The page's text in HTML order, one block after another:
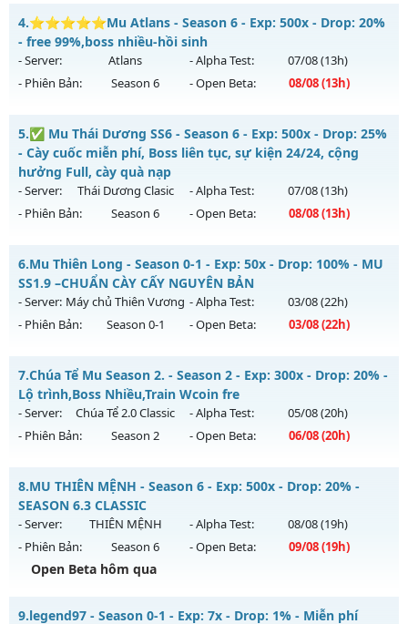
Thể loại: Mu Nguyên bản Webzen
Antihack: ICMPROTECT ✅ 🔴 ✨ ⚡️
MU ATLANS - Reset Đổi Quà
Mu mới ra tháng 08 2026 - Mở máy chủ
vào 22h ngày 05/08/2626
Exp: 100x - Drop: 20%
Thể loại: Mu Nguyên bản Webzen
Antihack: Shark
4.⭐⭐⭐⭐⭐Mu Atlans - Season 6 - Exp: 500x - Drop: 20%
- free 99%,boss nhiều-hồi sinh
- Server: Atlans - Alpha Test: 07/08(13h)
- Phiên Bản:
Season 6 - Open Beta: 08/08(13h)
⭐⭐⭐⭐⭐Mu Atlans - free 99%,boss nhiều-hồi sinh
Mu mới ra tháng 08 2026 - Mở máy chủAtlansvào 13h
ngày 08/08/2626
Exp: 500x - Drop: 20%
Antihack: chống hack 99%
5.✅ Mu Thái Dương SS6 - Season 6 - Exp: 500x - Drop: 25%
- Cày cuốc miễn phí, Boss liên tục, sự kiện 24/24, cộng
hưởng Full, cày quà nạp
- Server: Thái Dương Clasic - Alpha Test: 07/08(13h)
- Phiên Bản:
Season 6 - Open Beta: 08/08(13h)
✅ Mu Thái Dương SS6 - Cày cuốc miễn phí, Boss liên tục,
sự kiện 24/24, cộng hưởng Full, cày quà nạp
Mu mới ra tháng 08 2026 - Mở máy chủ
Thái Dương Clasic
vào 13h ngày 08/08/2626
Kiểu reset: Reset In Game
Thể loại: Mu Nguyên bản Webzen
Antihack: VIP SHIELD
6.Mu Thiên Long - Season 0-1 - Exp: 50x - Drop: 100% - MU
SS1.9 –CHUẨN CÀY CẤY NGUYÊN BẢN
- Server: Máy chủ Thiên Vương - Alpha Test: 03/08(22h)
- Phiên Bản:
Season 0-1 - Open Beta: 03/08(22h)
Mu Thiên Long - MU SS1.9 –CHUẨN CÀY CẤY NGUYÊN BẢN
Mu mới ra tháng 08 2026 - Mở máy chủ
Vương vào 22h ngày 03/08/2626
Exp: 50x - Drop: 100%
Thể loại: Mu Nguyên bản Webzen
Antihack: Gameguard
7.Chúa Tể Mu Season 2. - Season 2 - Exp: 300x - Drop: 20% -
Lộ trình,Boss Nhiều,Train Wcoin fre
- Server: Chúa Tể 2.0 Classic - Alpha Test: 05/08(20h)
- Phiên Bản:
Season 2 - Open Beta: 06/08(20h)
Chúa Tể Mu Season 2. - Lộ trình,Boss Nhiều,Train Wcoin fre
Mu mới ra tháng 08 2026 - Mở máy chủ
vào 20h ngày 06/08/2626
Exp: 300x - Drop: 20%
Kiểu reset: Reset In Game
8.MU THIÊN MỆNH - Season 6 - Exp: 500x - Drop: 20% -
SEASON 6.3 CLASSIC
- Server: THIÊN MỆNH - Alpha Test: 08/08(19h)
- Phiên Bản:
Season 6 - Open Beta: 09/08(19h)
Open Beta hôm qua
MU THIÊN MỆNH - SEASON 6.3 CLASSIC
9.legend97 - Season 0-1 - Exp: 7x - Drop: 1% - Miễn phí